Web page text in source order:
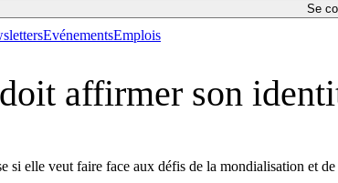
Se
EvénementsEmplois
affirmer son
si elle veut faire face aux défis de la mondialisation et